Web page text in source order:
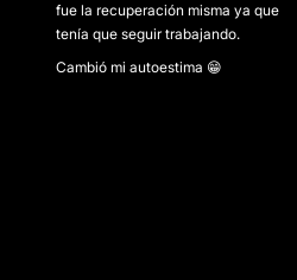
fue la recuperación misma ya que
tenía que seguir trabajando.
Cambió mi autoestima 😁